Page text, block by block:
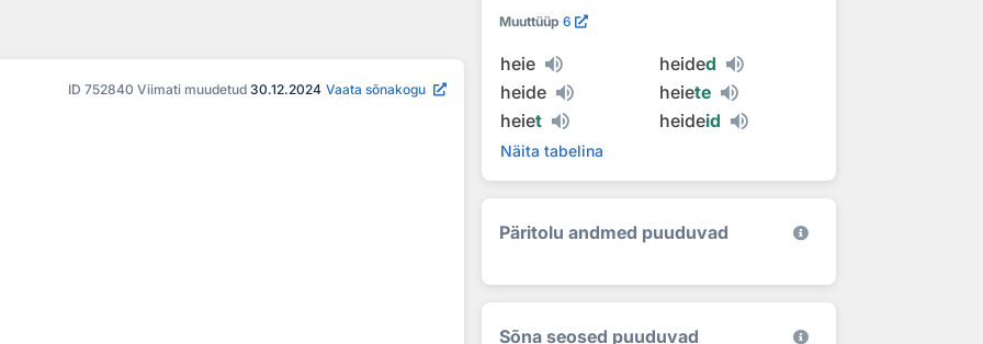
ID 752840 Viimati muudetud 30.12.2024 Vaata sõnakogu
Muuttüüp 6
heie heided
heide
heiete
heiet heideid
Näita tabelina
Päritolu andmed puuduvad
Sõna seosed puuduvad